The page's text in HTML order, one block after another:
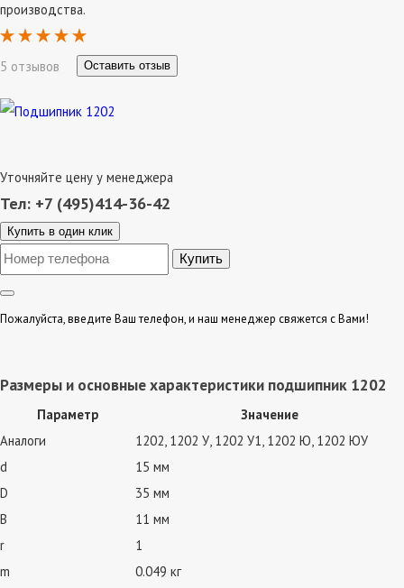
производства.
5 отзывов Оставить отзыв
Уточняйте цену у менеджера
Тел: +7 (495)414-36-42
Купить в один клик
Пожалуйста, введите Ваш телефон, и наш менеджер свяжется с Вами!
Размеры и основные характеристики подшипник 1202
Параметр
Значение
Аналоги
1202, 1202 У, 1202 У1, 1202 Ю, 1202 ЮУ
d
15 мм
D
35 мм
B
11 мм
r
1
m
0.049 кг